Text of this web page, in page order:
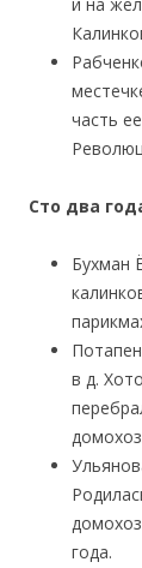
часть
Сто два
Бухман
в д.
года.